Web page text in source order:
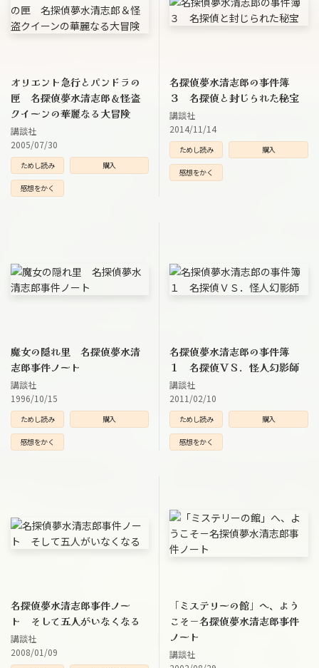
オリエント急行とパンドラの
匣 名探偵夢水清志郎＆怪盗
クイーンの華麗なる大冒険
講談社
2005/07/30
ためし読み 購入
感想をかく
名探偵夢水清志郎の事件簿
３ 名探偵と封じられた秘宝
講談社
2014/11/14
ためし読み 購入
感想をかく
魔女の隠れ里 名探偵夢水清
志郎事件ノート
講談社
1996/10/15
ためし読み 購入
感想をかく
名探偵夢水清志郎の事件簿
１ 名探偵ＶＳ．怪人幻影師
講談社
2011/02/10
ためし読み 購入
感想をかく
名探偵夢水清志郎事件ノー
ト そして五人がいなくなる
講談社
2008/01/09
「ミステリーの館」へ、よう
こそ－名探偵夢水清志郎事件
ノート
講談社